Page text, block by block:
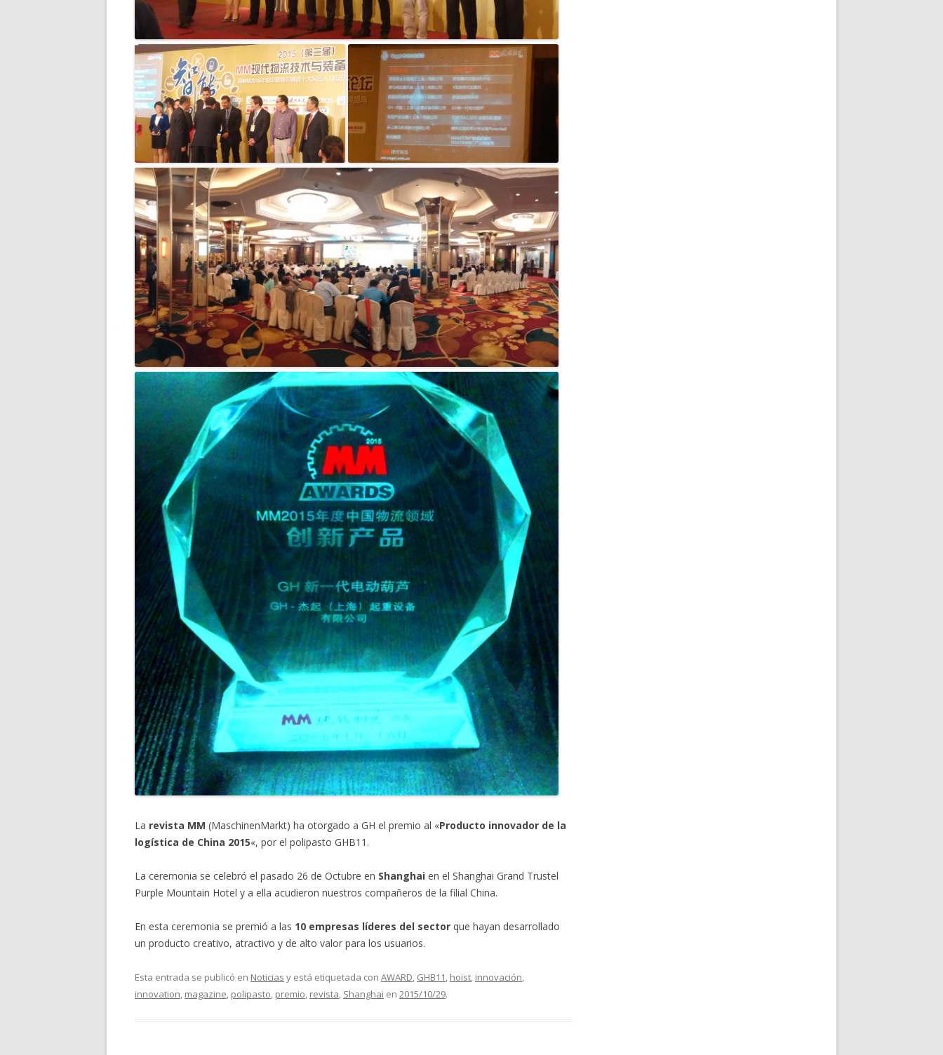
La revista MM (MaschinenMarkt) ha otorgado a GH el premio al «Producto innovador de la
logística de China 2015«, por el polipasto GHB11.
La ceremonia se celebró el pasado 26 de Octubre en Shanghai en el Shanghai Grand Trustel
Purple Mountain Hotel y a ella acudieron nuestros compañeros de la filial China.
En esta ceremonia se premió a las 10 empresas líderes del sector que hayan desarrollado
un producto creativo, atractivo y de alto valor para los usuarios.
Esta entrada se publicó en Noticias y está etiquetada con AWARD, GHB11, hoist, innovación,
innovation, magazine, polipasto, premio, revista, Shanghai en 2015/10/29.